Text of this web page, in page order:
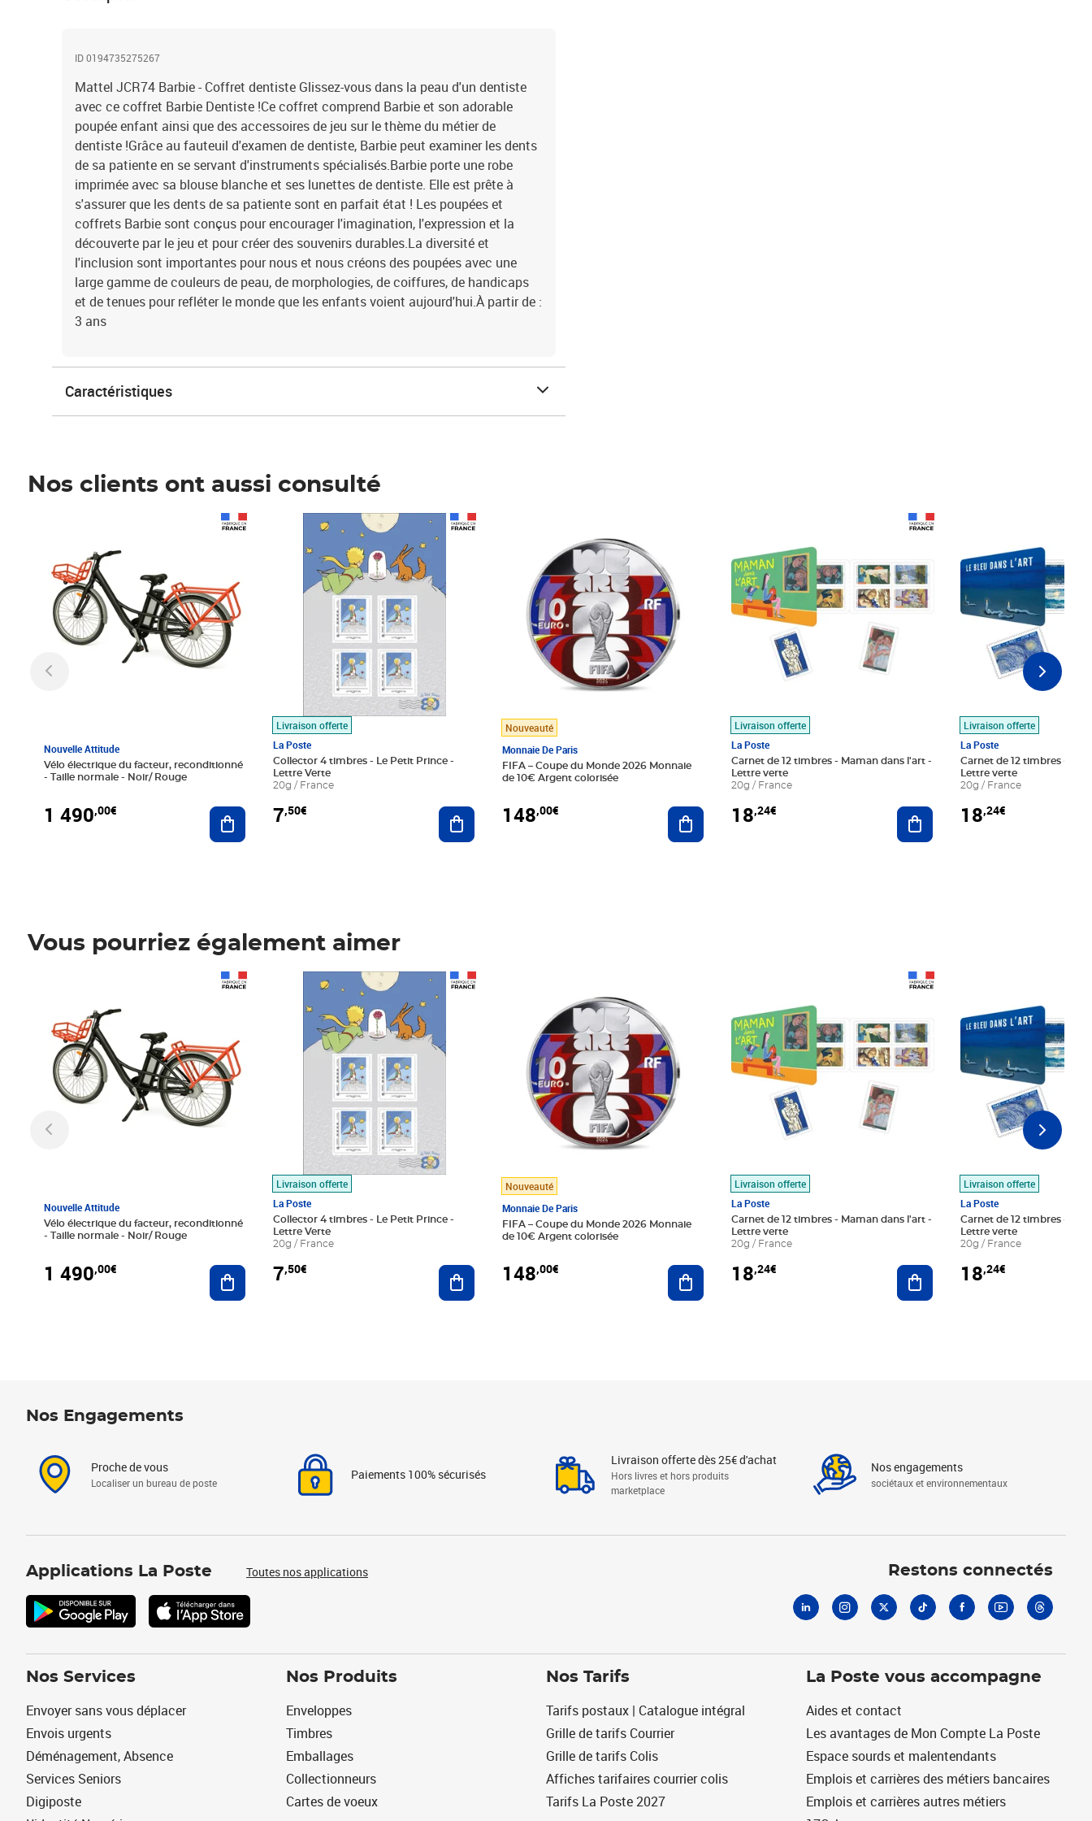
ID 0194735275267
Mattel JCR74 Barbie - Coffret dentiste Glissez-vous dans la peau d'un dentiste
avec ce coffret Barbie Dentiste !Ce coffret comprend Barbie et son adorable
poupée enfant ainsi que des accessoires de jeu sur le thème du métier de
dentiste !Grâce au fauteuil d'examen de dentiste, Barbie peut examiner les dents
de sa patiente en se servant d'instruments spécialisés.Barbie porte une robe
imprimée avec sa blouse blanche et ses lunettes de dentiste. Elle est prête à
s'assurer que les dents de sa patiente sont en parfait état ! Les poupées et
coffrets Barbie sont conçus pour encourager l'imagination, l'expression et la
découverte par le jeu et pour créer des souvenirs durables.La diversité et
l'inclusion sont importantes pour nous et nous créons des poupées avec une
large gamme de couleurs de peau, de morphologies, de coiffures, de handicaps
et de tenues pour refléter le monde que les enfants voient aujourd'hui.À partir de :
3 ans
Caractéristiques
Nos clients ont aussi consulté
Nouvelle Attitude
Vélo électrique du facteur, reconditionné
- Taille normale - Noir/ Rouge
1 490,00€ Ajouter au panier
Livraison offerte
La Poste
Collector 4 timbres - Le Petit Prince -
Lettre Verte
20g / France
7,50€
Prix 7,50€
Ajouter au panier
Nouveauté
Monnaie De Paris
FIFA – Coupe du Monde 2026 Monnaie
de 10€ Argent colorisée
148,00€ Ajouter au panier
Livraison offerte
La Poste
Carnet de 12 timbres - Maman dans l'art -
Lettre verte
20g / France
18,24€ Ajouter au panier
Livraison offerte
La Poste
Carnet de 12 timbres - Le
Lettre verte
20g / France
18,24€
Vous pourriez également aimer
Nouvelle Attitude
Vélo électrique du facteur, reconditionné
- Taille normale - Noir/ Rouge
1 490,00€ Ajouter au panier
Livraison offerte
La Poste
Collector 4 timbres - Le Petit Prince -
Lettre Verte
20g / France
7,50€
Prix 7,50€
Ajouter au panier
Nouveauté
Monnaie De Paris
FIFA – Coupe du Monde 2026 Monnaie
de 10€ Argent colorisée
148,00€ Ajouter au panier
Livraison offerte
La Poste
Carnet de 12 timbres - Maman dans l'art -
Lettre verte
20g / France
18,24€ Ajouter au panier
Livraison offerte
La Poste
Carnet de 12 timbres - Le
Lettre verte
20g / France
18,24€
Nos Engagements
Proche de vous
Localiser un bureau de poste
Paiements 100% sécurisés
Livraison offerte dès 25€ d'achat
Hors livres et hors produits
marketplace
Nos engagements
sociétaux et environnementaux
Applications La Poste Toutes nos applications Restons connectés
Nos Services
Envoyer sans vous déplacer
Envois urgents
Déménagement, Absence
Services Seniors
Digiposte
Nos Produits
Enveloppes
Timbres
Emballages
Collectionneurs
Cartes de voeux
Nos Tarifs
Tarifs postaux | Catalogue intégral
Grille de tarifs Courrier
Grille de tarifs Colis
Affiches tarifaires courrier colis
Tarifs La Poste 2027
La Poste vous accompagne
Aides et contact
Les avantages de Mon Compte La Poste
Espace sourds et malentendants
Emplois et carrières des métiers bancaires
Emplois et carrières autres métiers